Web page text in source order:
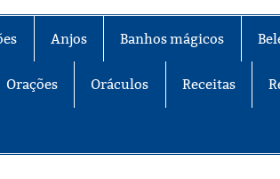
Anjos Banhos mágicos
Orações Oráculos Receitas